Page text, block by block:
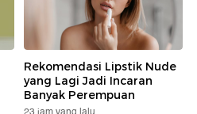
Rekomendasi Lipstik Nude
yang Lagi Jadi Incaran
Banyak Perempuan